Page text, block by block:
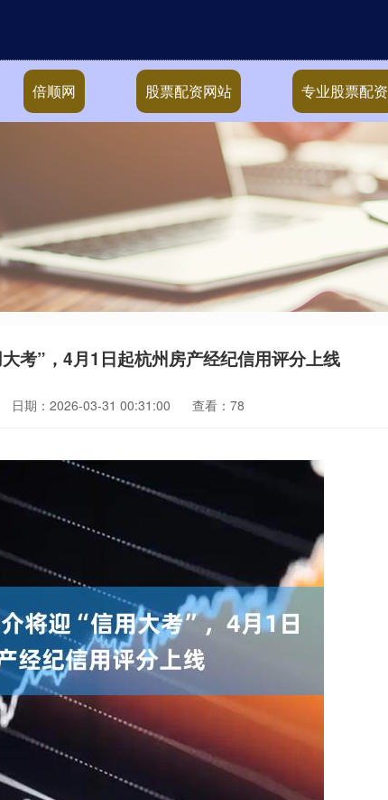
倍顺网 股票配资网站 专业股票配资
考”，4月1日起杭州房产经纪信用评分上线
日期：2026-03-31 00:31:00 查看：78